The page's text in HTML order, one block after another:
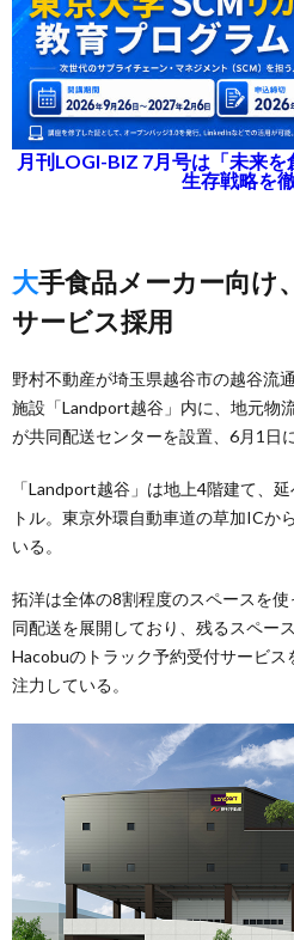
月刊LOGI-BIZ 7月号は「未来
生存戦略を
大手食品メーカー向け、トラック予約受付
サービス採用
野村不動産が埼玉県越谷市の越谷流
施設「Landport越谷」内に、地元物
が共同配送センターを設置、6月1日
「Landport越谷」は地上4階建て、
トル。東京外環自動車道の草加ICか
いる。
拓洋は全体の8割程度のスペースを
同配送を展開しており、残るスペー
Hacobuのトラック予約受付サービ
注力している。